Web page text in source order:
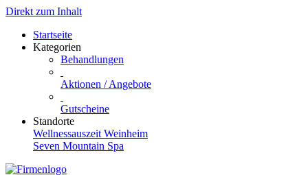
Direkt zum Inhalt
Startseite
Kategorien
Behandlungen
Aktionen / Angebote
Gutscheine
Standorte
Wellnessauszeit Weinheim
Seven Mountain Spa